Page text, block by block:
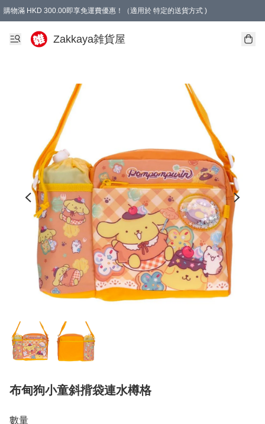
購物滿 HKD 300.00即享免運費優惠！（適用於 特定的送貨方式 )
Zakkaya雑貨屋
布甸狗小童斜揹袋連水樽格
數量